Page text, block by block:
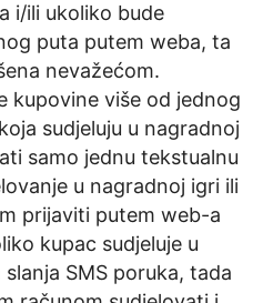
i/ili ukoliko bude
puta putem weba, ta
nevažećom.
kupovine više od jednog
sudjeluju u nagradnoj
samo jednu tekstualnu
u nagradnoj igri ili
prijaviti putem web-a
kupac sudjeluje u
SMS poruka, tada